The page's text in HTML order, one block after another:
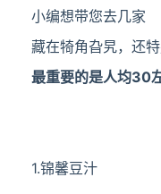
小编想带您去几家
藏在犄角旮旯， 还
最重要的是人均30
1.锦馨豆汁